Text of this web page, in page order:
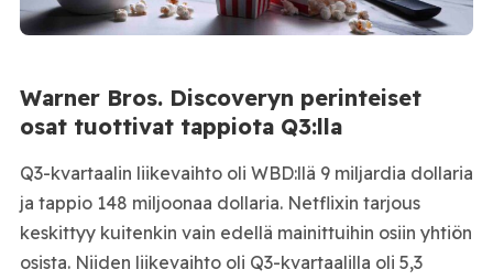
Warner Bros. Discoveryn perinteiset
osat tuottivat tappiota Q3:lla
Q3-kvartaalin liikevaihto oli WBD:llä 9 miljardia dollaria
ja tappio 148 miljoonaa dollaria. Netflixin tarjous
keskittyy kuitenkin vain edellä mainittuihin osiin yhtiön
osista. Niiden liikevaihto oli Q3-kvartaalilla oli 5,3